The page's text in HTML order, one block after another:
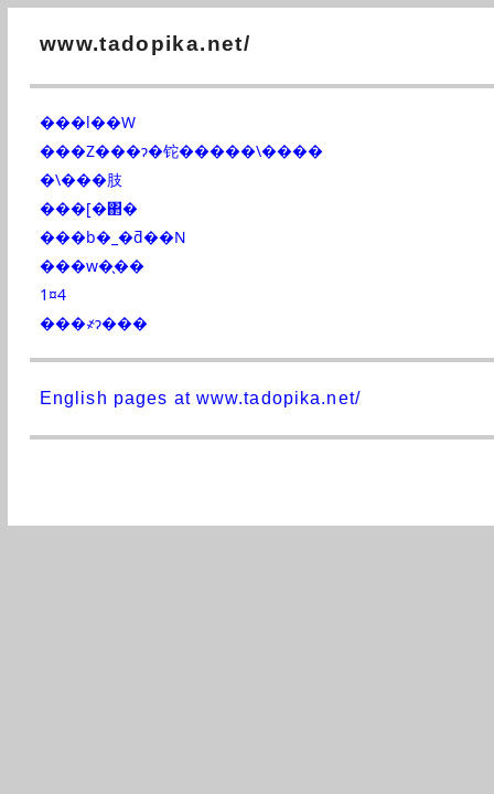
www.tadopika.net/
���l��W
���Z���ɂ�铊�����\����
�\���肢
���[�΂�
���b�_�ƌ��N
���w�̖��
1¤4
���҂ɂ���
English pages at www.tadopika.net/